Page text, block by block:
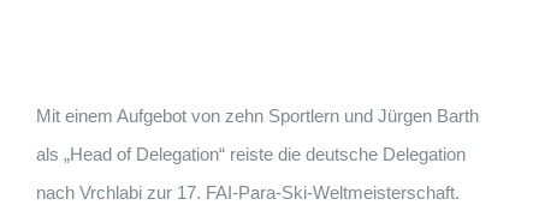
Mit einem Aufgebot von zehn Sportlern und Jürgen Barth
als „Head of Delegation“ reiste die deutsche Delegation
nach Vrchlabi zur 17. FAI-Para-Ski-Weltmeisterschaft.